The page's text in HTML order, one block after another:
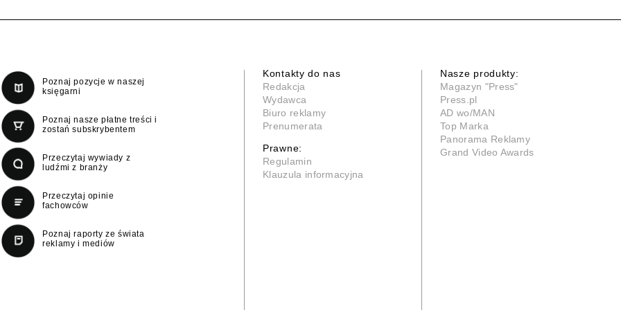
Poznaj pozycje w naszej
księgarni
Poznaj nasze płatne treści i
zostań subskrybentem
Przeczytaj wywiady z
ludźmi z branży
Przeczytaj opinie
fachowców
Poznaj raporty ze świata
reklamy i mediów
Kontakty do nas
Redakcja
Wydawca
Biuro reklamy
Prenumerata
Prawne:
Regulamin
Klauzula informacyjna
Nasze produkty:
Magazyn "Press"
Press.pl
AD wo/MAN
Top Marka
Panorama Reklamy
Grand Video Awards